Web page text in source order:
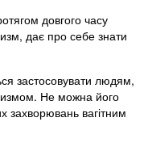
довгого часу
дає про себе знати
застосовувати людям,
Не можна його
захворювань вагітним